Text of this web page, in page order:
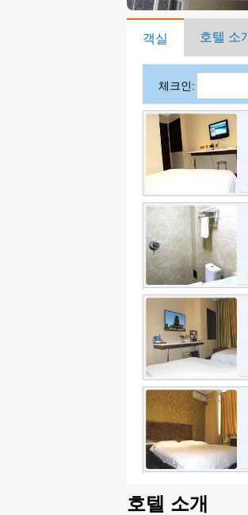
객실 호텔 소
체크인:
호텔 소개